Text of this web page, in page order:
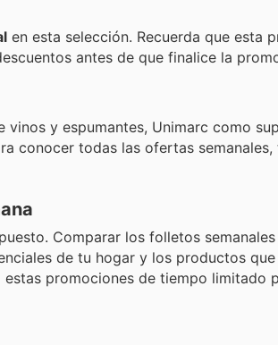
en esta selección. Recuerda que esta
antes de que finalice la
y espumantes, Unimarc como
conocer todas las ofertas semanales,
Comparar los folletos
de tu hogar y los productos que
promociones de tiempo limitado